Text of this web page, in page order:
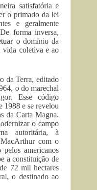
satisfatória e
o primado da lei
e geralmente
forma inversa,
o domínio da
vida coletiva e ao
da Terra, editado
o do marechal
Esse código
1988 e se revelou
da Carta Magna.
o campo
autoritária, à
com o
pelos americanos
a constituição de
72 mil hectares
o destinado ao